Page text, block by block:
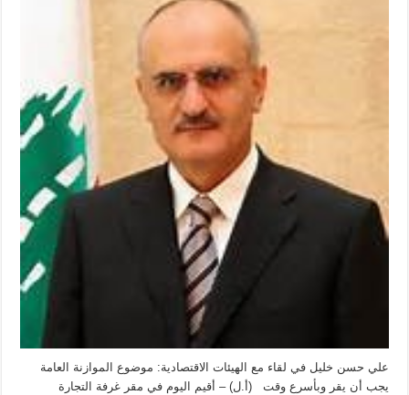
علي حسن خليل في لقاء مع الهيئات الاقتصادية: موضوع الموازنة العامة
يجب أن يقر وبأسرع وقت (أ.ل) – أقيم اليوم في مقر غرفة التجارة